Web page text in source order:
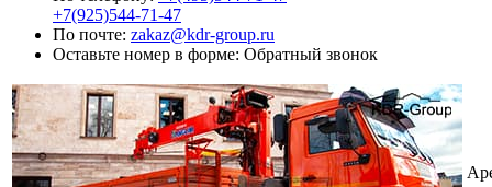
+7(925)544-71-47
По почте: zakaz@kdr-group.ru
Оставьте номер в форме: Обратный звонок